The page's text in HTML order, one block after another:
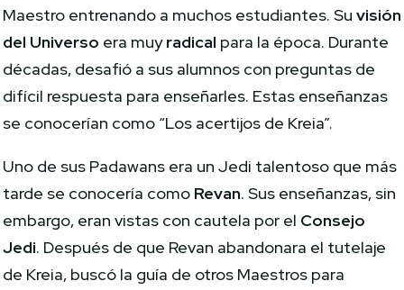
Maestro entrenando a muchos estudiantes. Suvisión
del Universo era muyradical para la época. Durante
décadas, desafió a sus alumnos con preguntas de
difícil respuesta para enseñarles. Estas enseñanzas
se conocerían como “Los acertijos de Kreia”.
Uno de sus Padawans era un Jedi talentoso que más
tarde se conocería como Revan. Sus enseñanzas, sin
embargo, eran vistas con cautela por el Consejo
Jedi. Después de que Revan abandonara el tutelaje
de Kreia, buscó la guía de otros Maestros para